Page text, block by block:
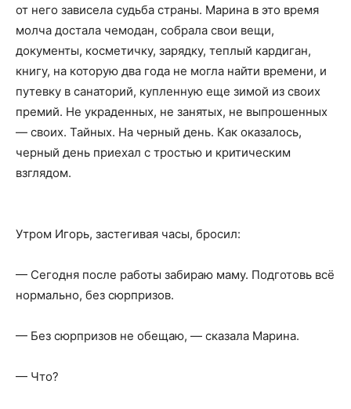
от него зависела судьба страны. Марина в это время
молча достала чемодан, собрала свои вещи,
документы, косметичку, зарядку, теплый кардиган,
книгу, на которую два года не могла найти времени, и
путевку в санаторий, купленную еще зимой из своих
премий. Не украденных, не занятых, не выпрошенных
— своих. Тайных. На черный день. Как оказалось,
черный день приехал с тростью и критическим
взглядом.
Утром Игорь, застегивая часы, бросил:
— Сегодня после работы забираю маму. Подготовь всё
нормально, без сюрпризов.
— Без сюрпризов не обещаю, — сказала Марина.
— Что?